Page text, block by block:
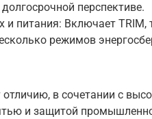
перспективе.
питания: Включает TRIM,
режимов
в сочетании с
и защитой